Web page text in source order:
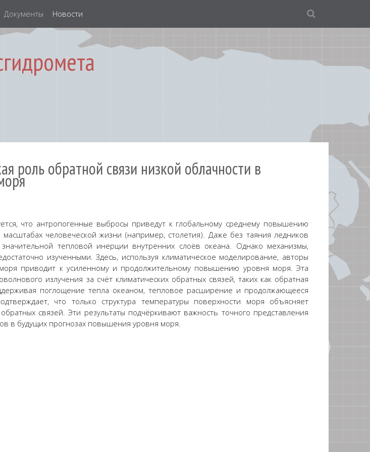
Документы Новости
роль обратной связи низкой облачности в
что антропогенные выбросы приведут к глобальному среднему повышению
человеческой жизни (например, столетия). Даже без таяния ледников
тепловой инерции внутренних слоёв океана. Однако механизмы,
изученными. Здесь, используя климатическое моделирование, авторы
приводит к усиленному и продолжительному повышению уровня моря. Эта
излучения за счёт климатических обратных связей, таких как обратная
поглощение тепла океаном, тепловое расширение и продолжающееся
что только структура температуры поверхности моря объясняет
связей. Эти результаты подчёркивают важность точного представления
в будущих прогнозах повышения уровня моря.